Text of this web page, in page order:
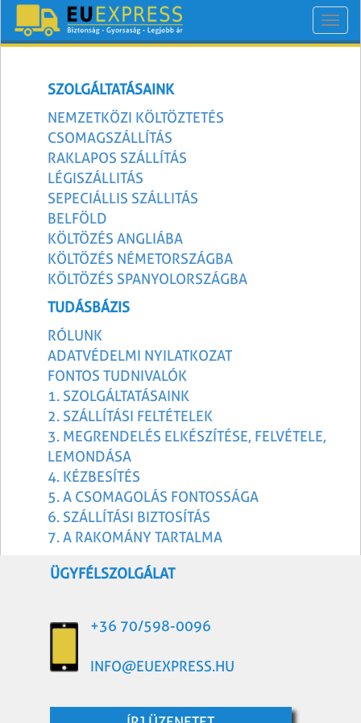
SZOLGÁLTATÁSAINK
NEMZETKÖZI KÖLTÖZTETÉS
CSOMAGSZÁLLÍTÁS
RAKLAPOS SZÁLLÍTÁS
LÉGISZÁLLITÁS
SEPECIÁLLIS SZÁLLITÁS
BELFÖLD
KÖLTÖZÉS ANGLIÁBA
KÖLTÖZÉS NÉMETORSZÁGBA
KÖLTÖZÉS SPANYOLORSZÁGBA
TUDÁSBÁZIS
RÓLUNK
ADATVÉDELMI NYILATKOZAT
FONTOS TUDNIVALÓK
1. SZOLGÁLTATÁSAINK
2. SZÁLLÍTÁSI FELTÉTELEK
3. MEGRENDELÉS ELKÉSZÍTÉSE, FELVÉTELE,
LEMONDÁSA
4. KÉZBESÍTÉS
5. A CSOMAGOLÁS FONTOSSÁGA
6. SZÁLLÍTÁSI BIZTOSÍTÁS
7. A RAKOMÁNY TARTALMA
ÜGYFÉLSZOLGÁLAT
+36 70/598-0096
INFO@EUEXPRESS.HU